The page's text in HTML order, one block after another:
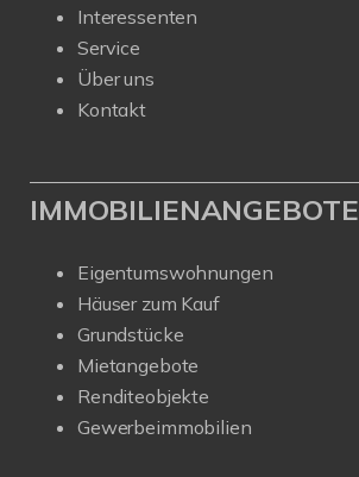
Interessenten
Service
Über uns
Kontakt
IMMOBILIENANGEBOTE
Eigentumswohnungen
Häuser zum Kauf
Grundstücke
Mietangebote
Renditeobjekte
Gewerbeimmobilien